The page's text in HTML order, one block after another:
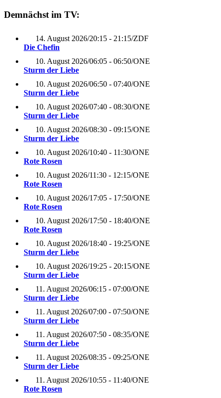
Demnächst im TV:
14. August 2026/20:15 - 21:15/ZDF
Die Chefin
10. August 2026/06:05 - 06:50/ONE
Sturm der Liebe
10. August 2026/06:50 - 07:40/ONE
Sturm der Liebe
10. August 2026/07:40 - 08:30/ONE
Sturm der Liebe
10. August 2026/08:30 - 09:15/ONE
Sturm der Liebe
10. August 2026/10:40 - 11:30/ONE
Rote Rosen
10. August 2026/11:30 - 12:15/ONE
Rote Rosen
10. August 2026/17:05 - 17:50/ONE
Rote Rosen
10. August 2026/17:50 - 18:40/ONE
Rote Rosen
10. August 2026/18:40 - 19:25/ONE
Sturm der Liebe
10. August 2026/19:25 - 20:15/ONE
Sturm der Liebe
11. August 2026/06:15 - 07:00/ONE
Sturm der Liebe
11. August 2026/07:00 - 07:50/ONE
Sturm der Liebe
11. August 2026/07:50 - 08:35/ONE
Sturm der Liebe
11. August 2026/08:35 - 09:25/ONE
Sturm der Liebe
11. August 2026/10:55 - 11:40/ONE
Rote Rosen